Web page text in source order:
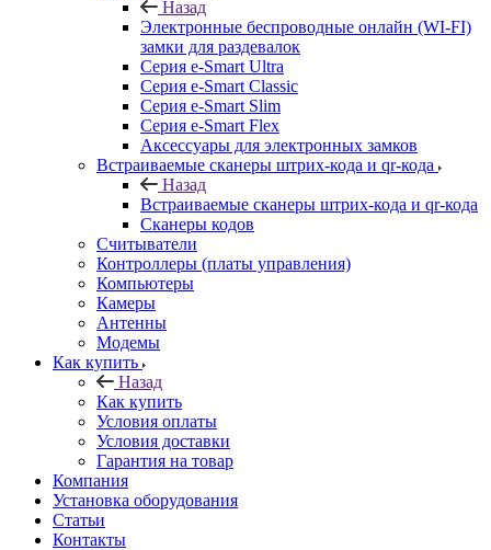
Назад
Электронные беспроводные онлайн (WI-FI)
замки для раздевалок
Серия e-Smart Ultra
Серия e-Smart Classic
Серия e-Smart Slim
Серия e-Smart Flex
Аксессуары для электронных замков
Встраиваемые сканеры штрих-кода и qr-кода
Назад
Встраиваемые сканеры штрих-кода и qr-кода
Сканеры кодов
Считыватели
Контроллеры (платы управления)
Компьютеры
Камеры
Антенны
Модемы
Как купить
Назад
Как купить
Условия оплаты
Условия доставки
Гарантия на товар
Компания
Установка оборудования
Статьи
Контакты